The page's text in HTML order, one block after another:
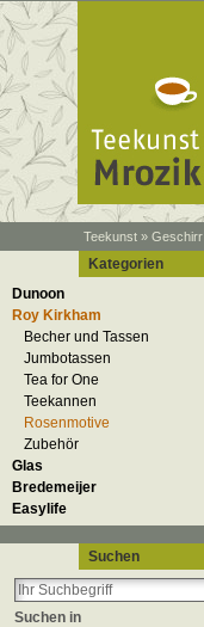
Teekunst » Geschirr
Kategorien
Dunoon
Roy Kirkham
Becher und Tassen
Jumbotassen
Tea for One
Teekannen
Rosenmotive
Zubehör
Glas
Bredemeijer
Easylife
Suchen
Suchen in